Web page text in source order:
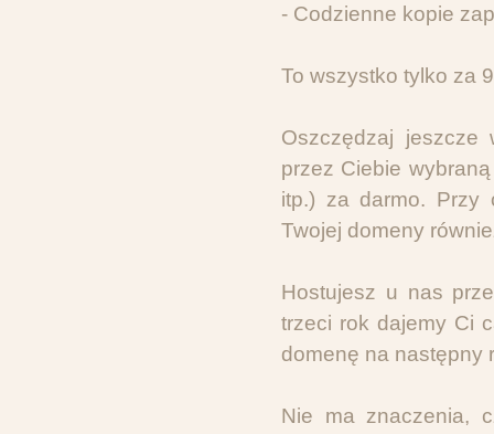
- Codzienne kopie
To wszystko tylko za
Oszczędzaj jeszcze
przez Ciebie
itp.) za darmo. Przy
Twojej domeny
Hostujesz u nas
trzeci rok dajemy Ci
domenę na następny
Nie ma znaczenia,